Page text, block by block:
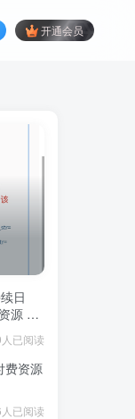
开通会员
日
源 年
已阅读
费资源
已阅读